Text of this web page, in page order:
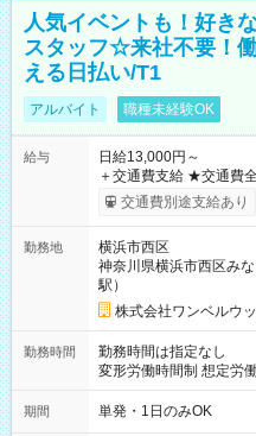
人気イベントも！好き
スタッフ☆来社不要！
える日払い/T1
アルバイト 職種未経験OK
給与
日給13,000円～
＋交通費支給 ★交通費全額支給！ ┗案件により規定あり ★日払
いOK！（規定あり） ┗
ンビニATMから 日払い分を引
交通費別途支給あり
勤務地
横浜市西区
神奈川県横浜市西区み
駅）
株式会社ワンベルウ
勤務時間
勤務時間は指定なし
変形労働時間制 想定労働時間160時間
～21：00
期間 単発・1日のみOK